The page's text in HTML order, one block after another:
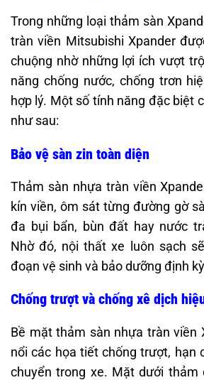
Trong những loại thảm sàn
tràn viền Mitsubishi Xpander
chuộng nhờ những lợi ích vượt
năng chống nước, chống trơn
hợp lý. Một số tính năng đặc biệt
như sau:
Bảo vệ sàn zin toàn diện
Thảm sàn nhựa tràn viền
kín viền, ôm sát từng đường gờ
đa bụi bẩn, bùn đất hay nước
Nhờ đó, nội thất xe luôn sạch
đoạn vệ sinh và bảo dưỡng định
Chống trượt và chống xê dịch
Bề mặt thảm sàn nhựa tràn viền
nổi các họa tiết chống trượt, hạn
chuyển trong xe. Mặt dưới thảm